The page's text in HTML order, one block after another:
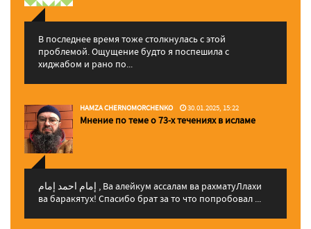
В последнее время тоже столкнулась с этой
проблемой. Ощущение будто я поспешила с
хиджабом и рано по...
HAMZA CHERNOMORCHENKO 30.01.2025, 15:22
Мнение по теме о 73-х течениях в исламе
إمام احمد إمام , Ва алейкум ассалам ва рахматуЛлахи
ва баракятух! Спасибо брат за то что попробовал ...